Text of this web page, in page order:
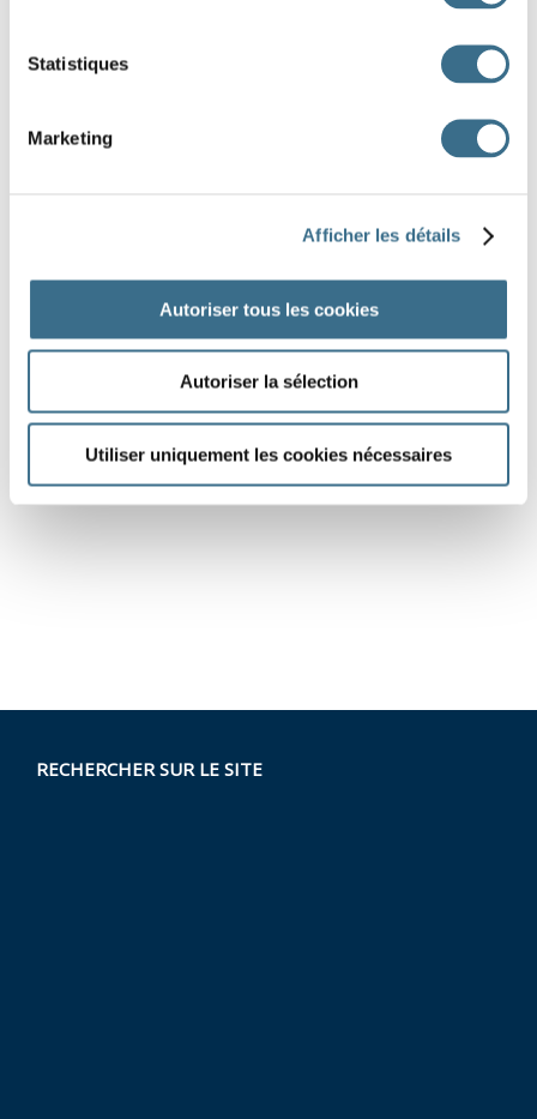
Statistiques
Marketing
Afficher les détails
Autoriser tous les cookies
Autoriser la sélection
Utiliser uniquement les cookies nécessaires
RECHERCHER SUR LE SITE